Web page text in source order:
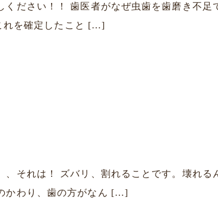
ださい！！ 歯医者がなぜ虫歯を歯磨き不足
れを確定したこと […]
それは！ ズバリ、割れることです。壊れる
かわり、歯の方がなん […]